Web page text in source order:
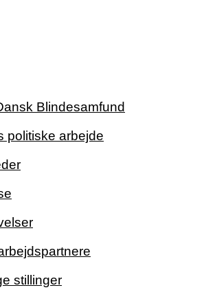
Blindesamfund
politiske arbejde
stillinger